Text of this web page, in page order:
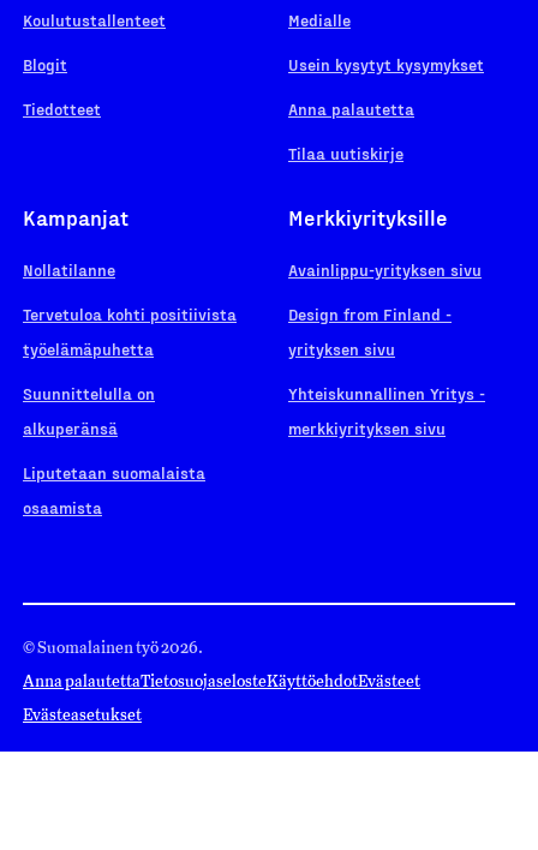
Koulutustallenteet
Blogit
Tiedotteet
Medialle
Usein kysytyt kysymykset
Anna palautetta
Tilaa uutiskirje
Kampanjat
Nollatilanne
Tervetuloa kohti positiivista
työelämäpuhetta
Suunnittelulla on
alkuperänsä
Liputetaan suomalaista
osaamista
Merkkiyrityksille
Avainlippu-yrityksen sivu
Design from Finland -
yrityksen sivu
Yhteiskunnallinen Yritys -
merkkiyrityksen sivu
© Suomalainen työ 2026.
Anna palautettaTietosuojaselosteKäyttöehdotEvästeet
Evästeasetukset